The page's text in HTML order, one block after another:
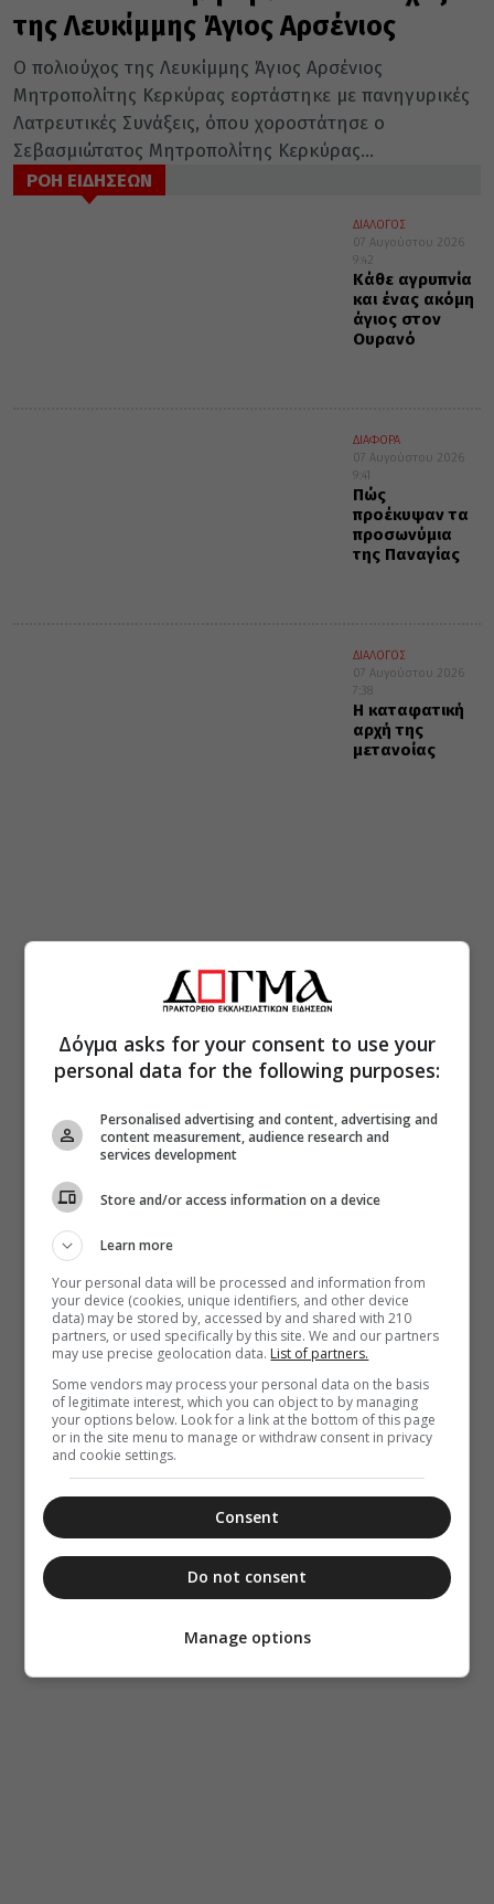
της Λευκίμμης Άγιος Αρσένιος
Ο πολιούχος της Λευκίμμης Άγιος Αρσένιος
Μητροπολίτης Κερκύρας εορτάστηκε με πανηγυρικές
Λατρευτικές Συνάξεις, όπου χοροστάτησε ο
Σεβασμιώτατος Μητροπολίτης Κερκύρας...
ΡΟΗ ΕΙΔΗΣΕΩΝ
ΔΙΑΛΟΓΟΣ
07 Αυγούστου 2026
9:42
Κάθε αγρυπνία
και ένας ακόμη
άγιος στον
Ουρανό
ΔΙΑΦΟΡΑ
07 Αυγούστου 2026
9:41
Πώς
προέκυψαν τα
προσωνύμια
της Παναγίας
ΔΙΑΛΟΓΟΣ
07 Αυγούστου 2026
7:38
Η καταφατική
αρχή της
μετανοίας
Δόγμα asks for your consent to use your
personal data for the following purposes:
Personalised advertising and content, advertising and
content measurement, audience research and
services development
Store and/or access information on a device
Learn more
Your personal data will be processed and information from
your device (cookies, unique identifiers, and other device
data) may be stored by, accessed by and shared with 210
partners, or used specifically by this site. We and our partners
may use precise geolocation data. List of partners.
Some vendors may process your personal data on the basis
of legitimate interest, which you can object to by managing
your options below. Look for a link at the bottom of this page
or in the site menu to manage or withdraw consent in privacy
and cookie settings.
Consent
Do not consent
Manage options